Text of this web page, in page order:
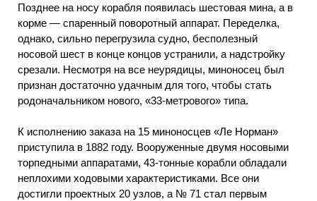
Позднее на носу корабля появилась шестовая мина, а в
корме — спаренный поворотный аппарат. Переделка,
однако, сильно перегрузила судно, бесполезный
носовой шест в конце концов устранили, а надстройку
срезали. Несмотря на все неурядицы, миноносец был
признан достаточно удачным для того, чтобы стать
родоначальником нового, «33-метрового» типа.
К исполнению заказа на 15 миноносцев «Ле Норман»
приступила в 1882 году. Вооруженные двумя носовыми
торпедными аппаратами, 43-тонные корабли обладали
неплохими ходовыми характеристиками. Все они
достигли проектных 20 узлов, а № 71 стал первым